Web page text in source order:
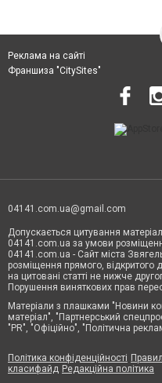
Реклама на сайті
Франшиза "CitySites"
04141.com.ua@gmail.com
Допускається цитування
04141.com.ua за умови
04141.com.ua - Сайт міста
розміщення прямого, відкритого
на цитовані статті не нижче
Порушення виняткових прав
Матеріали з плашками "Новини
матеріал", "Партнерський
"PR", "Офіційно", "Політична
Політика конфіденційності
класифайд Редакційна політика